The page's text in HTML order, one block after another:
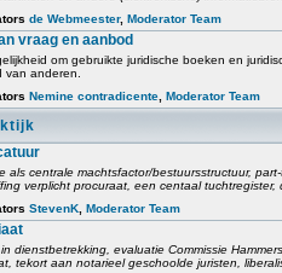
de Webmeester, Moderator Team
vraag en aanbod
om gebruikte juridische boeken en
van anderen.
Nemine contradicente Moderator Team
als centrale machtsfactor/bestuursstructuur,
verplicht procuraat, een centaal
StevenK Moderator Team
dienstbetrekking, evaluatie Commissie
tekort aan notarieel geschoolde juristen,